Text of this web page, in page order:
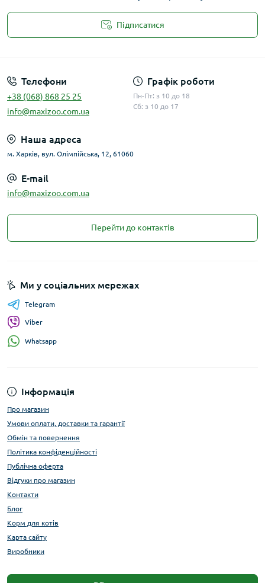
Підписатися
Телефони
+38 (068) 868 25 25
info@maxizoo.com.ua
Графік роботи
Пн-Пт: з 10 до 18
Сб: з 10 до 17
Наша адреса
м. Харків, вул. Олімпійська, 12, 61060
E-mail
info@maxizoo.com.ua
Перейти до контактів
Інформація
Про магазин
Умови оплати, доставки та гарантії
Обмін та повернення
Політика конфіденційності
Публічна оферта
Відгуки про магазин
Контакти
Блог
Корм для котів
Карта сайту
Виробники
Ми у соціальних мережах
Telegram
Viber
Whatsapp